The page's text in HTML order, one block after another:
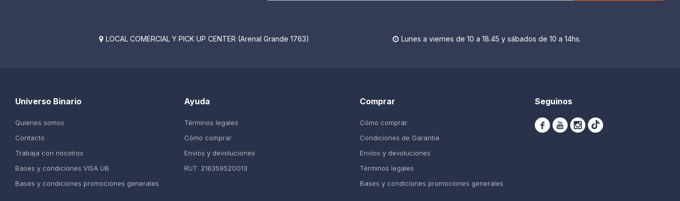
 LOCAL COMERCIAL Y PICK UP CENTER (Arenal Grande 1763)  Lunes a viernes de 10 a 18.45 y sábados de 10 a 14hs.
Ayuda
Términos legales
Cómo comprar
Envíos y devoluciones
RUT: 216359520013
Universo Binario
Quienes somos
Contacto
Trabaja con nosotros
Bases y condiciones VISA UB
Bases y condiciones promociones generales
Comprar
Cómo comprar
Condiciones de Garantía
Envíos y devoluciones
Términos legales
Bases y condiciones promociones generales
Seguinos
  